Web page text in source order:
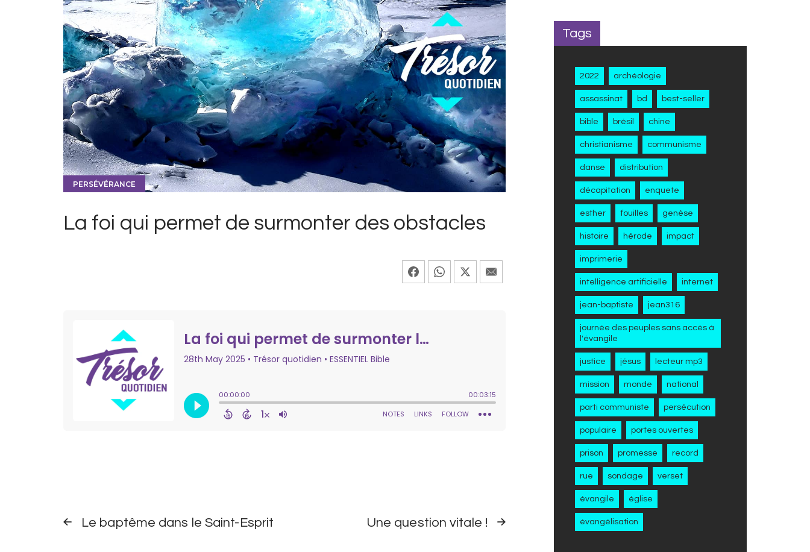
PERSÉVÉRANCE
La foi qui permet de surmonter des obstacles
Navigation
QUOTIDIEN
PRÉCÉDENT
Le baptême dans le Saint-Esprit
QUOTIDIEN
Une question vitale !
Tags
2022 archéologie
assassinat bd best-seller
bible brésil chine
christianisme communisme
danse distribution
décapitation enquete
esther fouilles genèse
histoire hérode impact
imprimerie
intelligence artificielle internet
jean-baptiste jean316
journée des peuples sans accès à
l'évangile
justice jésus lecteur mp3
mission monde national
parti communiste persécution
populaire portes ouvertes
prison promesse record
rue sondage verset
évangile église
évangélisation